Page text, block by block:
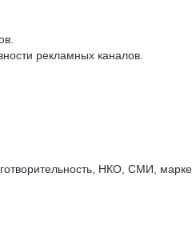
рекламных каналов.
НКО, СМИ,